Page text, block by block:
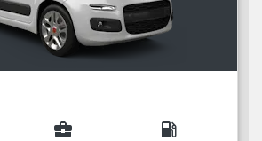
business_center local_gas_station